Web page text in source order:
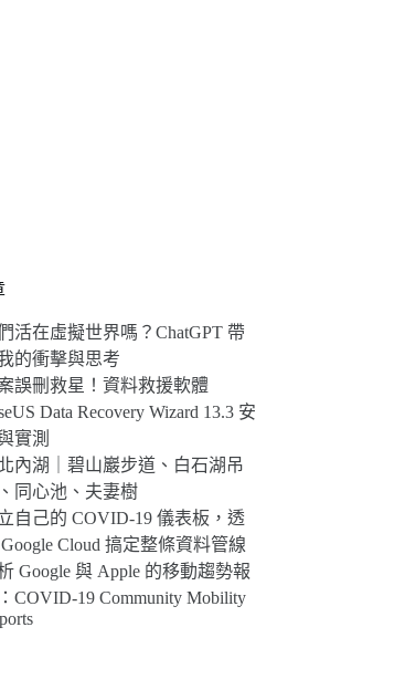
活在虛擬世界嗎？ChatGPT 帶
的衝擊與思考
誤刪救星！資料救援軟體
Data Recovery Wizard 13.3 安
實測
內湖｜碧山巖步道、白石湖吊
同心池、夫妻樹
自己的 COVID-19 儀表板，透
Cloud 搞定整條資料管線
Google 與 Apple 的移動趨勢報
COVID-19 Community Mobility